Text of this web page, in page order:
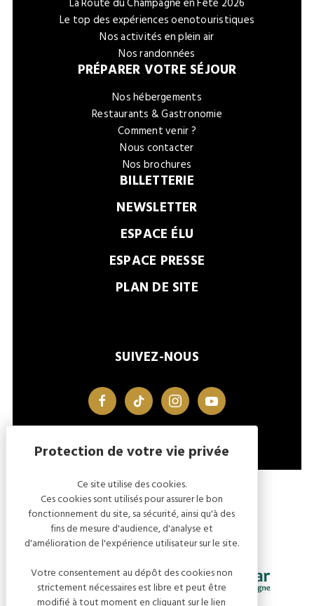
Le top des expériences oenotouristiques
Nos activités en plein air
Nos randonnées
PRÉPARER VOTRE SÉJOUR
Nos hébergements
Restaurants & Gastronomie
Comment venir ?
Nous contacter
Nos brochures
BILLETTERIE
NEWSLETTER
ESPACE ÉLU
ESPACE PRESSE
PLAN DE SITE
SUIVEZ-NOUS
facebooktiktok instagramyoutube
MENTIONS LÉGALES GESTION DES COOKIES
Ce site utilise des cookies.
Ces cookies sont utilisés pour assurer le bon
fonctionnement du site, sa sécurité, ainsi qu'à des
fins de mesure d'audience, d'analyse et
d'amélioration de l'expérience utilisateur sur le site.
Votre consentement au dépôt des cookies non
strictement nécessaires est libre et peut être
modifié à tout moment en cliquant sur le lien